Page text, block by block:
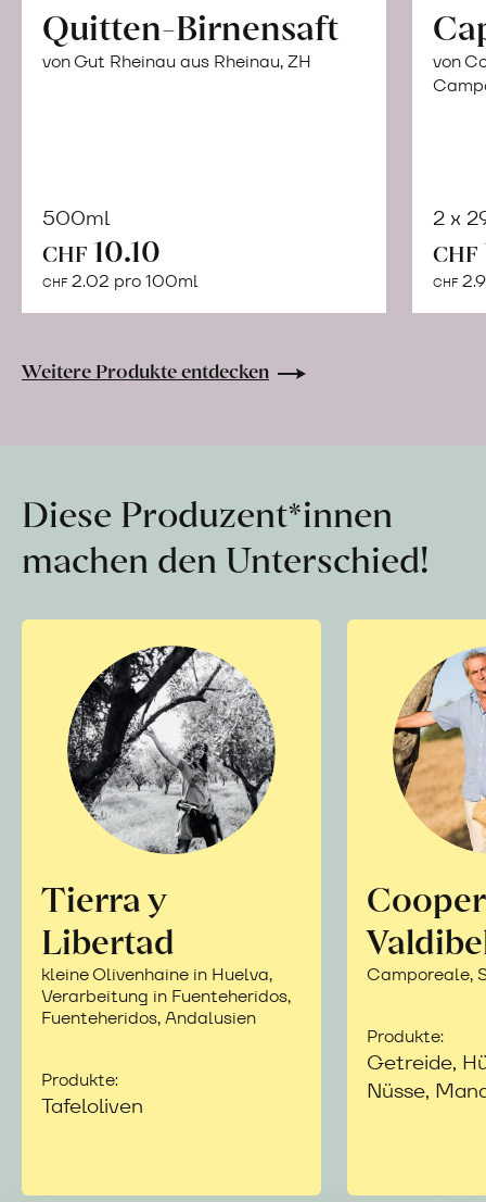
Quitten-Birnensaft
von Gut Rheinau aus Rheinau, ZH
500ml
CHF 10.10
CHF 2.02 pro 100ml
Warenkorb
von
2 x
CHF
CHF
Weitere Produkte entdecken
Diese Produzent*innen
machen den Unterschied!
Tierra y
Libertad
kleine Olivenhaine in Huelva,
Verarbeitung in Fuenteheridos,
Fuenteheridos, Andalusien
Produkte:
Tafeloliven
Camporeale,
Produkte:
Getreide,
Nüsse,